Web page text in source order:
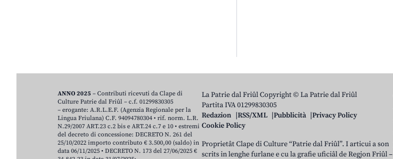
La Patrie dal Friûl Copyright © La Patrie dal Friûl
Partita IVA 01299830305
Redazion
RSS/XML Pubblicità
Privacy Policy
Cookie Policy
Proprietât Clape di Culture “Patrie dal Friûl”. I articui a son
scrits in lenghe furlane e cu la grafie uficiâl de Regjon Friûl –
ANNO 2025 – Contributi ricevuti da Clape di
Culture Patrie dal Friûl – c.f. 01299830305
– erogante: A.R.L.E.F. (Agenzia Regionale per la
Lingua Friulana) C.F. 94094780304 • rif. norm. L.R.
N.29/2007 ART.23 c.2 bis e ART.24 c.7 e 10 • estremi
del decreto di concessione: DECRETO N. 261 del
25/10/2022 importo contributo € 3.500,00 (saldo) in
data 06/11/2025 • DECRETO N. 173 del 27/06/2025 €